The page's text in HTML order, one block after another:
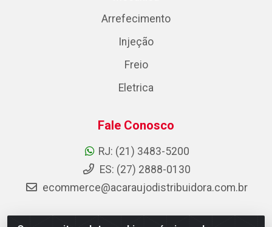
Arrefecimento
Injeção
Freio
Eletrica
Fale Conosco
RJ: (21) 3483-5200
ES: (27) 2888-0130
ecommerce@acaraujodistribuidora.com.br